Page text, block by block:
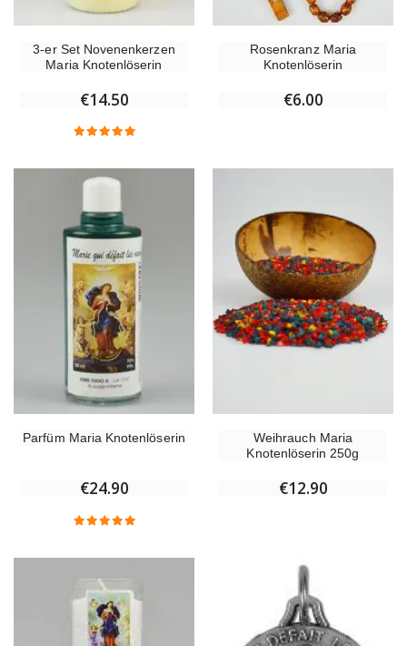
3-er Set Novenenkerzen
Maria Knotenlöserin
€14.50
Rosenkranz Maria
Knotenlöserin
€6.00
Parfüm Maria Knotenlöserin
€24.90
Weihrauch Maria
Knotenlöserin 250g
€12.90